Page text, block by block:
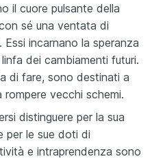
il cuore pulsante della
sé una ventata di
incarnano la speranza
dei cambiamenti futuri.
di fare, sono destinati a
rompere vecchi schemi.
distinguere per la sua
per le sue doti di
e intraprendenza sono